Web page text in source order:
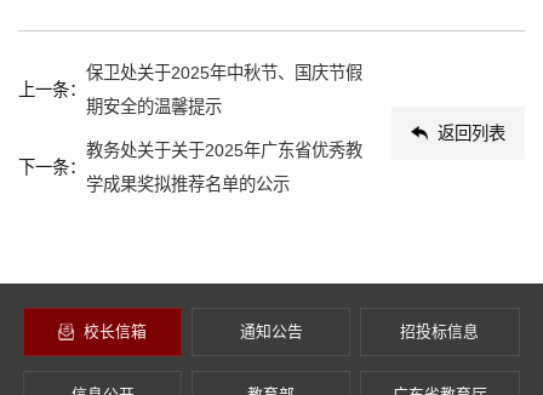
上一条：
保卫处关于2025年中秋节、国庆节假
期安全的温馨提示
下一条：
教务处关于关于2025年广东省优秀教
学成果奖拟推荐名单的公示
返回列表
校长信箱 通知公告 招投标信息